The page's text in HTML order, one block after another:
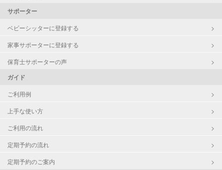
サポーター
ベビーシッターに登録する
家事サポーターに登録する
保育士サポーターの声
ガイド
ご利用例
上手な使い方
ご利用の流れ
定期予約の流れ
定期予約のご案内